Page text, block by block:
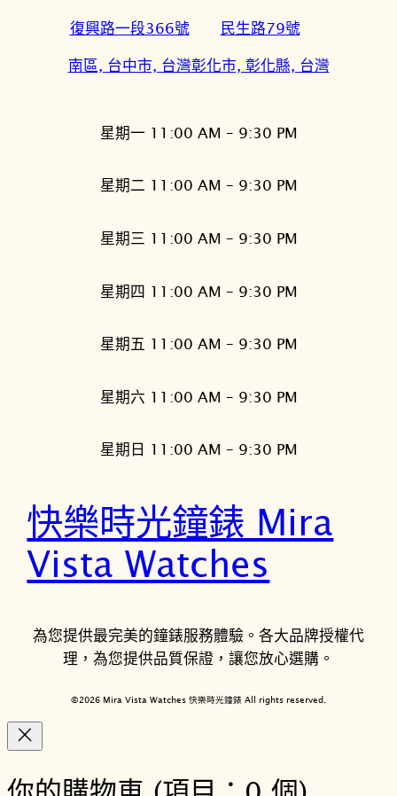
復興路一段366號
南區, 台中市, 台灣
民生路79號
彰化市, 彰化縣, 台灣
星期一 11:00 AM – 9:30 PM
星期二 11:00 AM – 9:30 PM
星期三 11:00 AM – 9:30 PM
星期四 11:00 AM – 9:30 PM
星期五 11:00 AM – 9:30 PM
星期六 11:00 AM – 9:30 PM
星期日 11:00 AM – 9:30 PM
快樂時光鐘錶 Mira
Vista Watches
為您提供最完美的鐘錶服務體驗。各大品牌授權代
理，為您提供品質保證，讓您放心選購。
©2026 Mira Vista Watches 快樂時光鐘錶 All rights reserved.